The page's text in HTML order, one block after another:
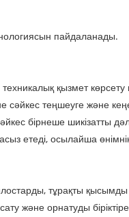
пайдаланады.
техникалық қызмет
сәйкес теңшеуге және
бірнеше шикізатты
етеді, осылайша
тұрақты
және орнатуды